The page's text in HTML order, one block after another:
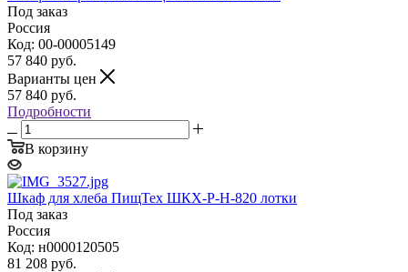
Под заказ
Россия
Код: 00-00005149
57 840 руб.
Варианты цен
57 840 руб.
Подробности
В корзину
Шкаф для хлеба ПищТех ШКХ-Р-Н-820 лотки
Под заказ
Россия
Код: н0000120505
81 208 руб.